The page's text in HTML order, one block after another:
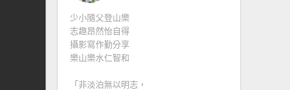
少小隨父登山樂
志趣昂然怡自得
攝影寫作勤分享
樂山樂水仁智和
「非淡泊無以明志，